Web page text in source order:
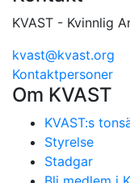
KVAST - Kvinnlig
kvast@kvast.org
Kontaktpersoner
Om KVAST
KVAST:s
Styrelse
Stadgar